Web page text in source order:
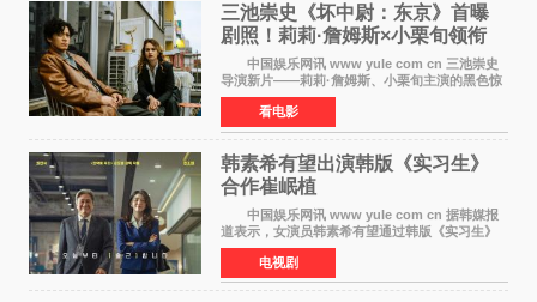
三池崇史《坏中尉：东京》首曝
剧照！莉莉·詹姆斯×小栗旬领衔
黑色惊悚再升级
中国娱乐网讯 www yule com cn 三池崇史
导演新片——莉莉·詹姆斯、小栗旬主演的黑色惊
悚电影《坏中尉：东京》首曝剧照。继阿贝尔·费
拉拉&times;哈威·凯特尔的1992年《坏中尉》和
沃纳·赫
看电影
韩素希有望出演韩版《实习生》
合作崔岷植
中国娱乐网讯 www yule com cn 据韩媒报
道表示，女演员韩素希有望通过韩版《实习生》
回归荧幕，合作前辈演员崔岷植。 根据消息
表示，演员韩素希目前已经结束了电视剧《Y计
划》的拍摄工
电视剧